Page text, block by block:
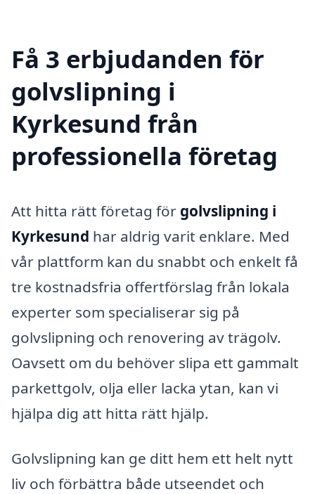
Få 3 erbjudanden för
golvslipning i
Kyrkesund från
professionella företag
Att hitta rätt företag för golvslipning i
Kyrkesund har aldrig varit enklare. Med
vår plattform kan du snabbt och enkelt få
tre kostnadsfria offertförslag från lokala
experter som specialiserar sig på
golvslipning och renovering av trägolv.
Oavsett om du behöver slipa ett gammalt
parkettgolv, olja eller lacka ytan, kan vi
hjälpa dig att hitta rätt hjälp.
Golvslipning kan ge ditt hem ett helt nytt
liv och förbättra både utseendet och